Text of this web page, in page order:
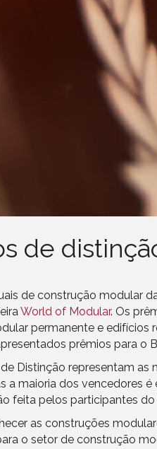
de
de construção modular
World of Modular. Os
permanente e edifícios
prêmios para o
Distinção representam
a maioria dos vencedores
feita pelos participantes do
as construções
o setor de construção